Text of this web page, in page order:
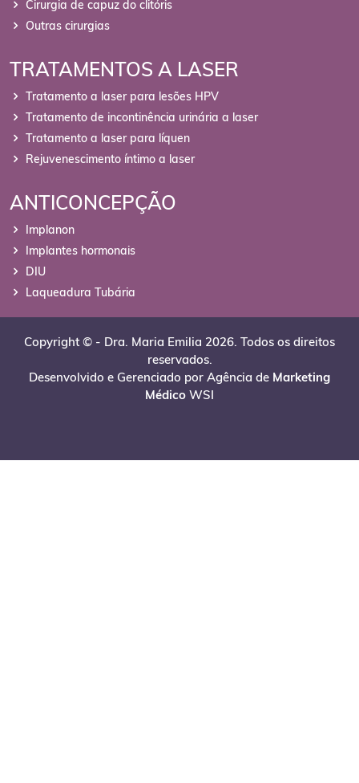
Cirurgia de capuz do clitóris
Outras cirurgias
TRATAMENTOS A LASER
Tratamento a laser para lesões HPV
Tratamento de incontinência urinária a laser
Tratamento a laser para líquen
Rejuvenescimento íntimo a laser
ANTICONCEPÇÃO
Implanon
Implantes hormonais
DIU
Laqueadura Tubária
Copyright © - Dra. Maria Emilia 2026. Todos os direitos
reservados.
Desenvolvido e Gerenciado por Agência de Marketing
Médico WSI